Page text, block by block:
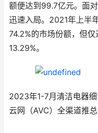
额便达到99.7亿元。面
迅速入局。2021年上半
74.2%的市场份额，但
13.29%。
2023年1-7月清洁电器
云网（AVC）全渠道推